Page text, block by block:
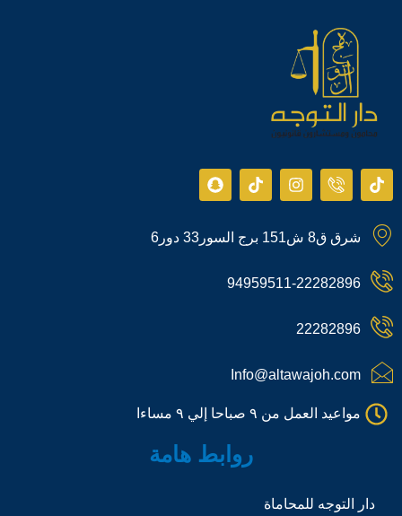
T
i
t
o
I
c
-
h
o
e
-
a
l
1
I
n
a
a
T
i
o
S
n
c
شرق ق8 ش151 برج السور33 دور6
94959511-22282896
22282896
Info@altawajoh.com
مواعيد العمل من ٩ صباحا إلي ٩ مساءا
روابط هامة
دار التوجه للمحاماة